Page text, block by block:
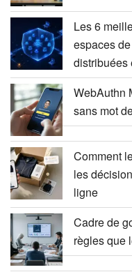
Les 6
espaces
distribuées
WebAuthn
sans mot
Comment
les
ligne
Cadre de
règles que